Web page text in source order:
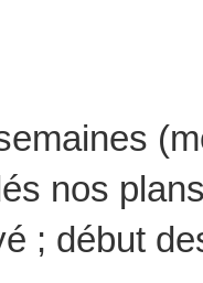
nos
; début